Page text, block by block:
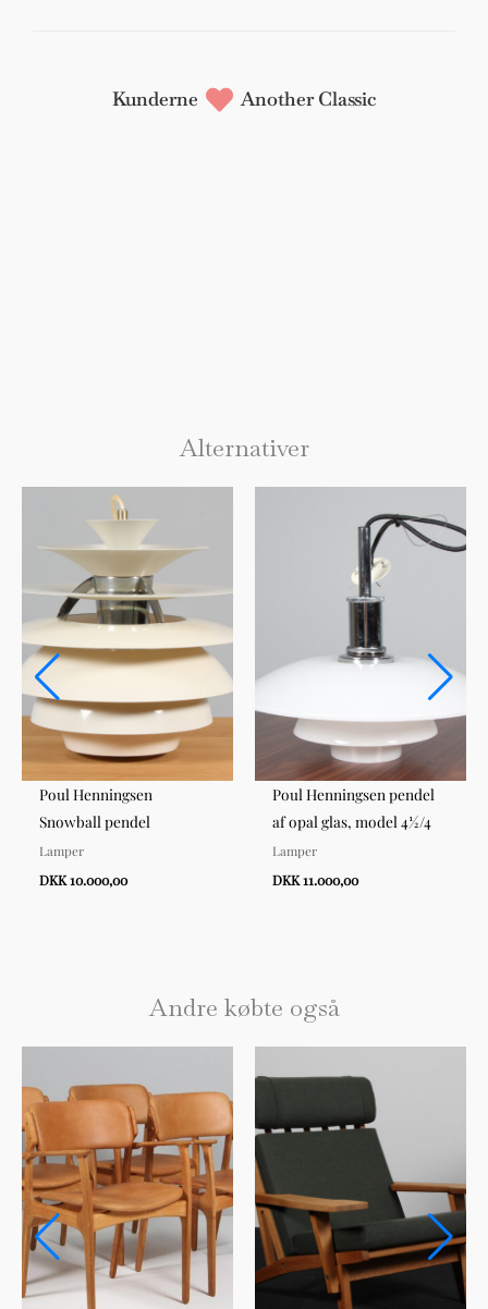
Kunderne Another Classic
Alternativer
Poul Henningsen
Snowball pendel
Lamper
DKK 10.000,00
Poul Henningsen pendel
af opal glas, model 4½/4
Lamper
DKK 11.000,00
Andre købte også